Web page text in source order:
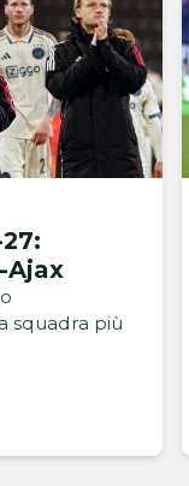
Ajax
squadra più